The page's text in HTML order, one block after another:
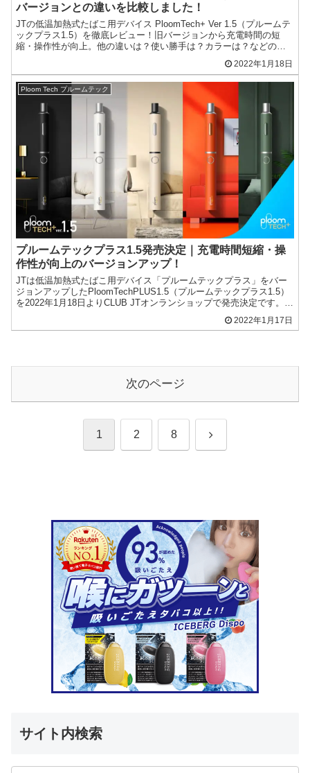
バージョンとの違いを比較しました！
JTの低温加熱式たばこ用デバイス PloomTech+ Ver 1.5（プルームテ
ックプラス1.5）を徹底レビュー！旧バージョンから充電時間の短
縮・操作性が向上。他の違いは？使い勝手は？カラーは？などの詳
2022年1月18日
Ploom Tech プルームテック
プルームテックプラス1.5発売決定｜充電時間短縮・操
作性が向上のバージョンアップ！
JTは低温加熱式たばこ用デバイス「プルームテックプラス」をバー
ジョンアップしたPloomTechPLUS1.5（プルームテックプラス1.5）
を2022年1月18日よりCLUB JTオンランショップで発売決定です。詳
2022年1月17日
次のページ
1 2 8 次
サイト内検索